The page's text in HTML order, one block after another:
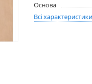
Основа
Всі характеристики